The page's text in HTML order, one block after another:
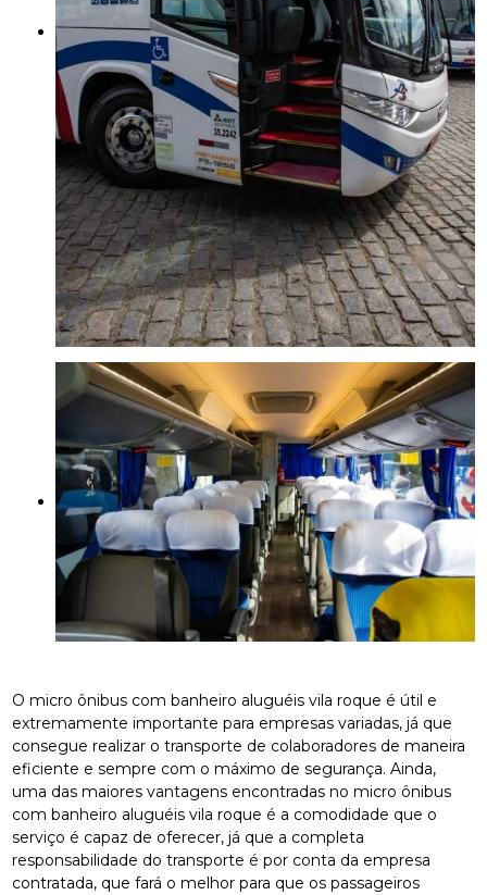
O micro ônibus com banheiro aluguéis vila roque é útil e
extremamente importante para empresas variadas, já que
consegue realizar o transporte de colaboradores de maneira
eficiente e sempre com o máximo de segurança. Ainda,
uma das maiores vantagens encontradas no micro ônibus
com banheiro aluguéis vila roque é a comodidade que o
serviço é capaz de oferecer, já que a completa
responsabilidade do transporte é por conta da empresa
contratada, que fará o melhor para que os passageiros